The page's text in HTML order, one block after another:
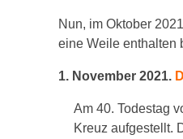
Nun, im Oktober
eine Weile enthalten
1. November 2021.
Am 40. Todestag
Kreuz aufgestellt.